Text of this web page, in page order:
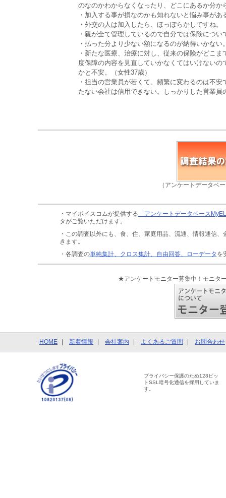
のなのかわからなくなったり、どこにあるか分か
・加入する事が損なのかも知れないと悩み事があ
・外交の人は加入したら、ほっぽらかしですね。
・親が全て管理しているので自分では保険につ
・払った分より少ない額になるのが納得いかない
・新たな医療、治療に対し、従来の保険がどこ
度保障の内容を見直していかなくてはいけない
かと不安。（女性37歳）
・担当の営業員が若くて、頻繁に変わるのは不
たない会社は信用できない。しっかりした営業
（アンケートデータベ
・マイボイスコムが提供する 「アンケートデータベース
タがご覧いただけます。
・この調査以外にも、食、住、家庭用品、流通、情報通信、
きます。
・各調査の単純集計、クロス集計、自由回答、ローデータ を
★アンケートモニター募集中！モニタ
HOME 新着情報 会社案内 よくあるご質問 お問合わせ
プライバシー保護のため128ビッ
トSSL暗号化通信を採用していま
す。